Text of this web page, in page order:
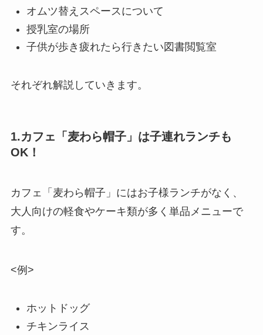
オムツ替えスペースについて
授乳室の場所
子供が歩き疲れたら行きたい図書閲覧室
それぞれ解説していきます。
1.カフェ「麦わら帽子」は子連れランチも
OK！
カフェ「麦わら帽子」にはお子様ランチがなく、
大人向けの軽食やケーキ類が多く単品メニューで
す。
<例>
ホットドッグ
チキンライス